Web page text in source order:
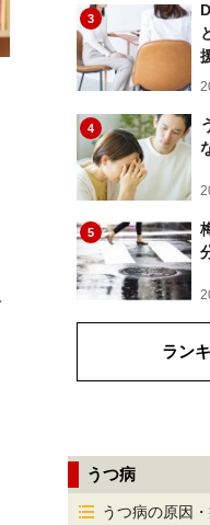
3
4
5
ラン
うつ病
うつ病の原因